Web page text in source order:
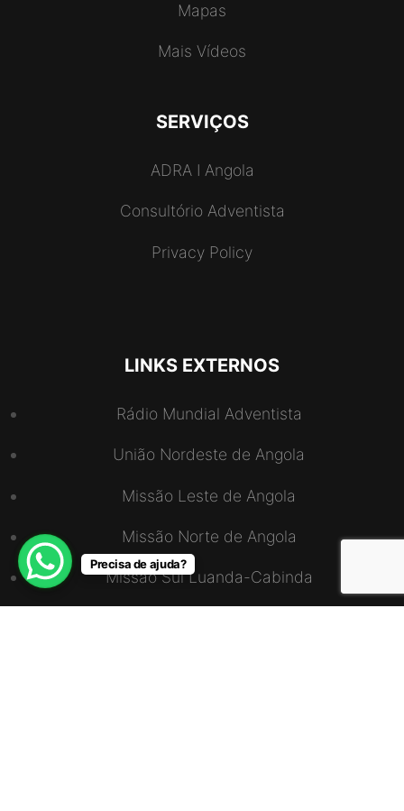
Mapas
Mais Vídeos
SERVIÇOS
ADRA I Angola
Consultório Adventista
Privacy Policy
LINKS EXTERNOS
Rádio Mundial Adventista
União Nordeste de Angola
Missão Leste de Angola
Missão Norte de Angola
Missão Sul Luanda-Cabinda
Precisa de ajuda?